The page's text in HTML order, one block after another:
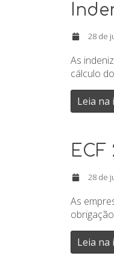
28 de
As
cálculo
Leia na
28 de
As
Leia na